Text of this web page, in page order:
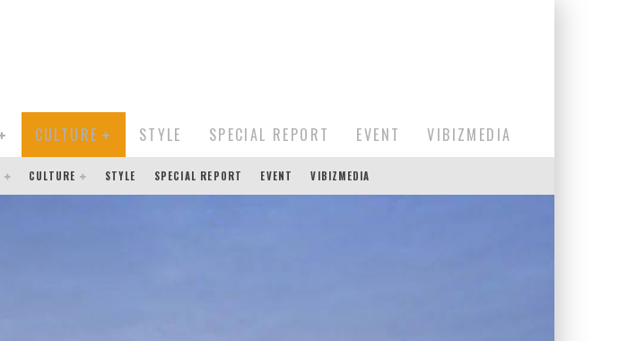
CULTURE STYLE SPECIAL REPORT EVENT VIBIZMEDIA
CULTURE STYLE SPECIAL REPORT EVENT VIBIZMEDIA